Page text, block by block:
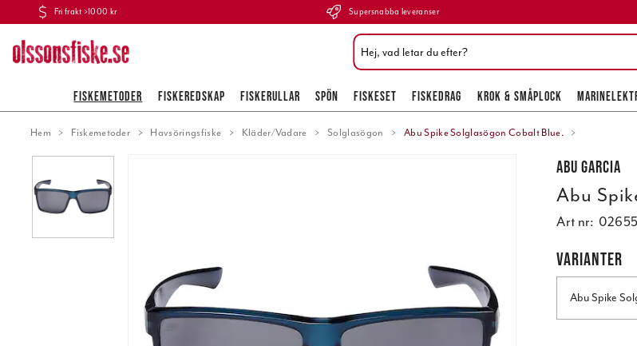
Fri frakt >1000 kr Supersnabba leveranser
FISKEMETODER FISKEREDSKAP FISKERULLAR SPÖN FISKESET FISKEDRAG KROK & SMÅPLOCK
Hem Fiskemetoder Havsöringsfiske Kläder/Vadare Solglasögon Abu Spike Solglasögon Cobalt Blue.
Abu Garcia
Abu
Art nr:
VARIANTER
Abu Spike